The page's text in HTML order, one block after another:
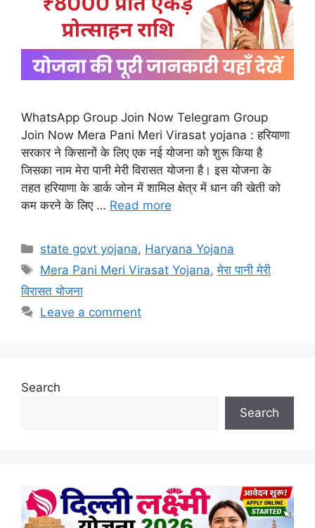
WhatsApp Group Join Now Telegram Group
Join Now Mera Pani Meri Virasat yojana : हरियाणा
सरकार ने किसानों के लिए एक नई योजना को शुरू किया है
जिसका नाम मेरा पानी मेरी विरासत योजना है। इस योजना के
तहत हरियाणा के डार्क जोन में शामिल क्षेत्र में धान की खेती को
कम करने के लिए … Read more
Categories
state govt yojana, Haryana Yojana
Tags
Mera Pani Meri Virasat Yojana,मेरा पानी मेरी
विरासत योजना
Leave a comment
Search
Search